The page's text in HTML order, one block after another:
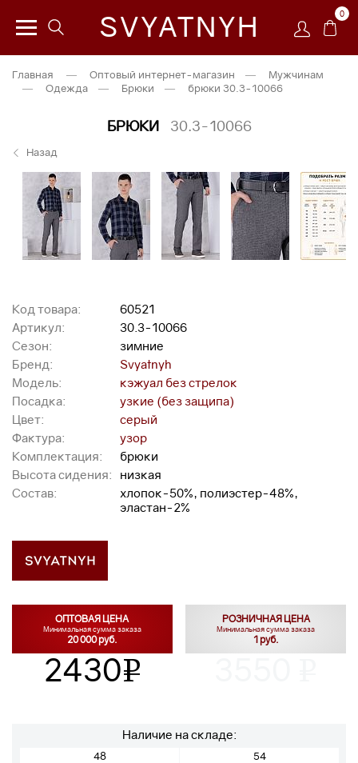
SVYATNYH 0
Главная — Оптовый интернет-магазин —
Мужчинам
—
Одежда — Брюки — брюки 30.3-10066
БРЮКИ 30.3-10066
Назад
Код товара:
60521
Артикул:
30.3-10066
Сезон:
зимние
Бренд:
Svyatnyh
Модель:
кэжуал без стрелок
Посадка:
узкие (без защипа)
Цвет:
серый
Фактура:
узор
Комплектация:
брюки
Высота сидения:
низкая
Состав:
хлопок-50%, полиэстер-48%,
эластан-2%
ОПТОВАЯ ЦЕНА
Минимальная сумма заказа
20 000 руб.
2430v
РОЗНИЧНАЯ ЦЕНА
Минимальная сумма заказа
1 руб.
Наличие на складе:
48
54